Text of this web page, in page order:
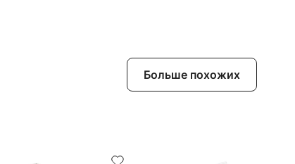
Больше похожих